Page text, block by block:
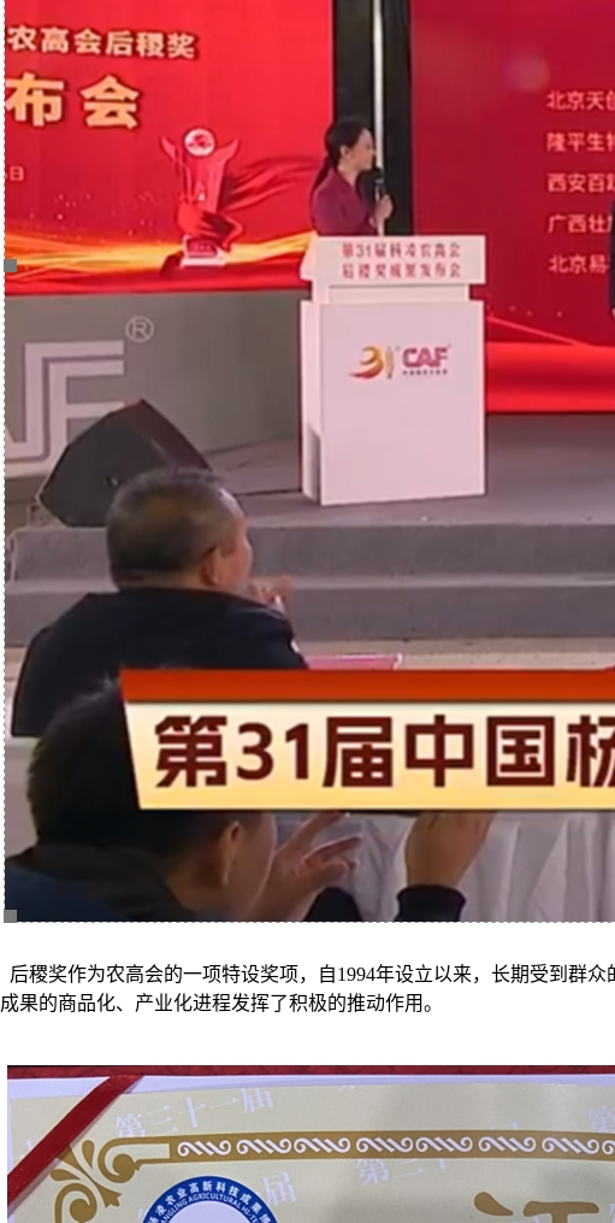
后稷奖作为农高会的一项特设奖项，自1994年设立以来，长期受到群
成果的商品化、产业化进程发挥了积极的推动作用。